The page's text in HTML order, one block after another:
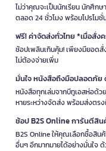
ไม่ว่าคุณจะเป็นนักเรียน นักศึก
ตลอด 24 ชั่วโมง พร้อมโปรโม
ฟรี! ค่าจัดส่งทั่วไทย *เมื่อสั่
ช้อปเพลินเกินคุ้ม! เพียงมียอด
ไม่ต้องจ่ายเพิ่ม
มั่นใจ หนังสือถึงมือปลอดภัย
หนังสือทุกเล่มจากบีทูเอสห่อด้ว
หายระหว่างจัดส่ง พร้อมส่งต
ช้อป B2S Online การันตีสิน
B2S Online ให้คุณเลือกซื้อสินค้
อื่นๆ อีกมากมายได้อย่างมั่นใจ